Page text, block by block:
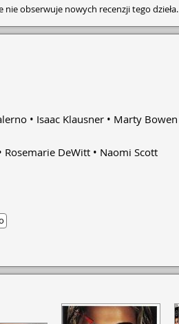
nie obserwuje nowych recenzji tego dzieła.
Isaac Klausner Marty Bowen
Rosemarie DeWitt Naomi Scott